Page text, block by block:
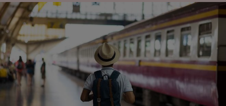
Folgendes bereitzustellen:
Verwendung genauer Standortdaten.
Endgeräteeigenschaften zur Identifikation
aktiv abfragen. Speichern von oder Zugriff auf
Informationen auf einem Endgerät.
Personalisierte Werbung und Inhalte, Messung
von Werbeleistung und der Performance von
Inhalten, Zielgruppenforschung sowie
Entwicklung und Verbesserung von
Angeboten.